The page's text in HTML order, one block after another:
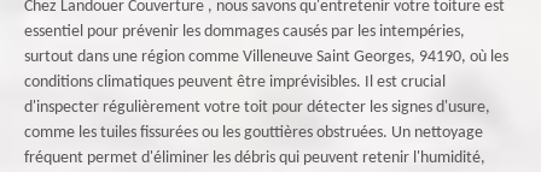
Chez Landouer Couverture , nous savons qu'entretenir votre toiture est
essentiel pour prévenir les dommages causés par les intempéries,
surtout dans une région comme Villeneuve Saint Georges, 94190, où les
conditions climatiques peuvent être imprévisibles. Il est crucial
d'inspecter régulièrement votre toit pour détecter les signes d'usure,
comme les tuiles fissurées ou les gouttières obstruées. Un nettoyage
fréquent permet d'éliminer les débris qui peuvent retenir l'humidité,